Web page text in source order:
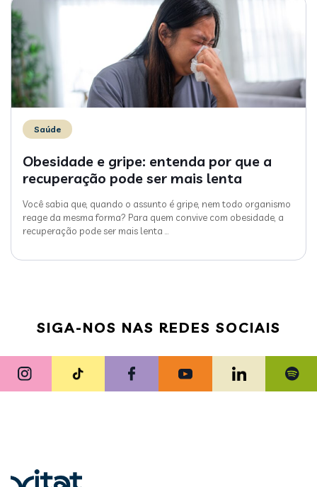
Saúde
Obesidade e gripe: entenda por que a
recuperação pode ser mais lenta
Você sabia que, quando o assunto é gripe, nem todo organismo
reage da mesma forma? Para quem convive com obesidade, a
recuperação pode ser mais lenta …
SIGA-NOS NAS REDES SOCIAIS